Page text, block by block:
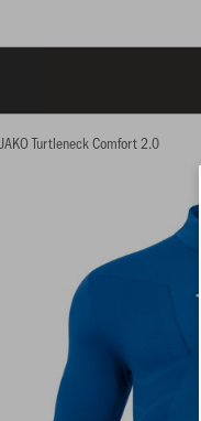
JAKO Turtleneck Comfort 2.0